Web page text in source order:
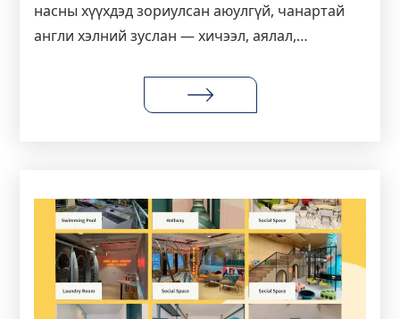
насны хүүхдэд зориулсан аюулгүй, чанартай
англи хэлний зуслан — хичээл, аялал,